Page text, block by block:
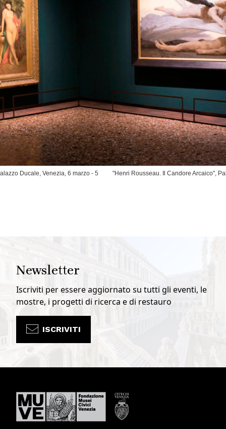
Ducale, Venezia, 6 marzo - 5 "Henri Rousseau. Il Candore Arcaico",
Newsletter
Iscriviti per essere aggiornato su tutti gli eventi, le
mostre, i progetti di ricerca e di restauro
ISCRIVITI